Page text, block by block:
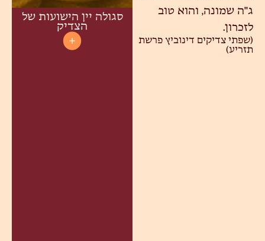
ג"ה שמונה, והוא טוב
לזכרון.
(שפתי צדיקים דינוביץ פרשת
תזריע)
סגולה יין הישועות של
הצדיק